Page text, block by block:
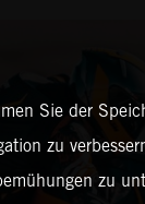
Sie der
zu
zu